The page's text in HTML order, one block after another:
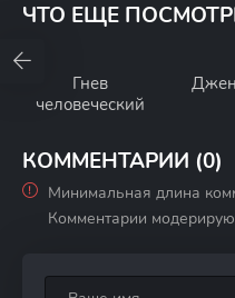
ЧТО ЕЩЕ
Гнев
человеческий
КОММЕНТАРИИ (0)
Минимальная длина
Комментарии